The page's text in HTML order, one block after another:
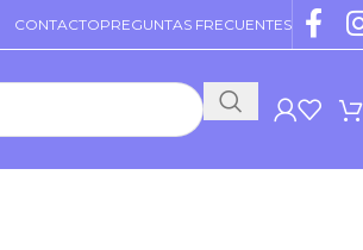
CONTACTOPREGUNTAS FRECUENTES